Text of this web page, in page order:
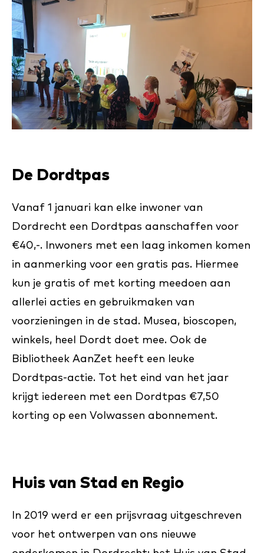
De Dordtpas
Vanaf 1 januari kan elke inwoner van
Dordrecht een Dordtpas aanschaffen voor
€40,-. Inwoners met een laag inkomen komen
in aanmerking voor een gratis pas. Hiermee
kun je gratis of met korting meedoen aan
allerlei acties en gebruikmaken van
voorzieningen in de stad. Musea, bioscopen,
winkels, heel Dordt doet mee. Ook de
Bibliotheek AanZet heeft een leuke
Dordtpas-actie. Tot het eind van het jaar
krijgt iedereen met een Dordtpas €7,50
korting op een Volwassen abonnement.
Huis van Stad en Regio
In 2019 werd er een prijsvraag uitgeschreven
voor het ontwerpen van ons nieuwe